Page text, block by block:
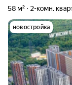
58 м²
2-комн.
новостройка